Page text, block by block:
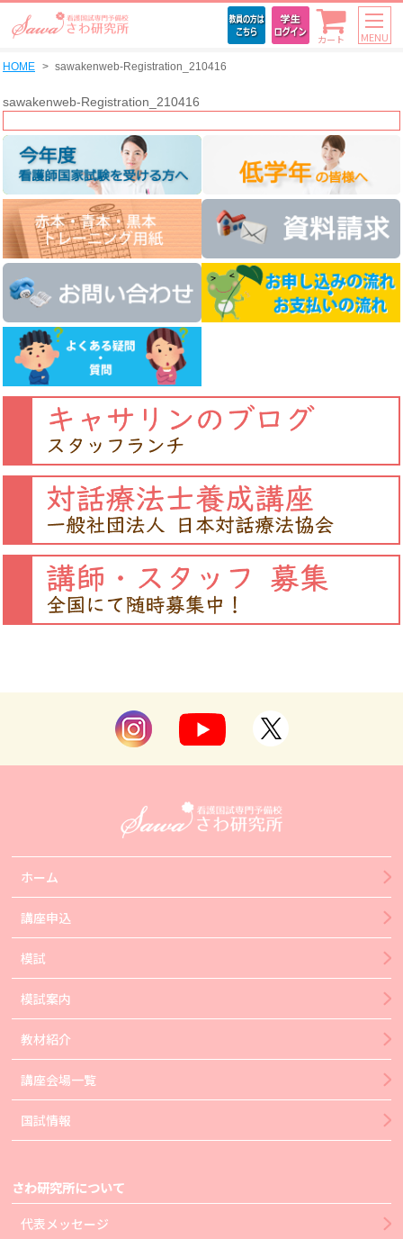
カート MENU
HOME sawakenweb-Registration_210416
sawakenweb-Registration_210416
ホーム
講座申込
模試
模試案内
教材紹介
講座会場一覧
国試情報
さわ研究所について
代表メッセージ